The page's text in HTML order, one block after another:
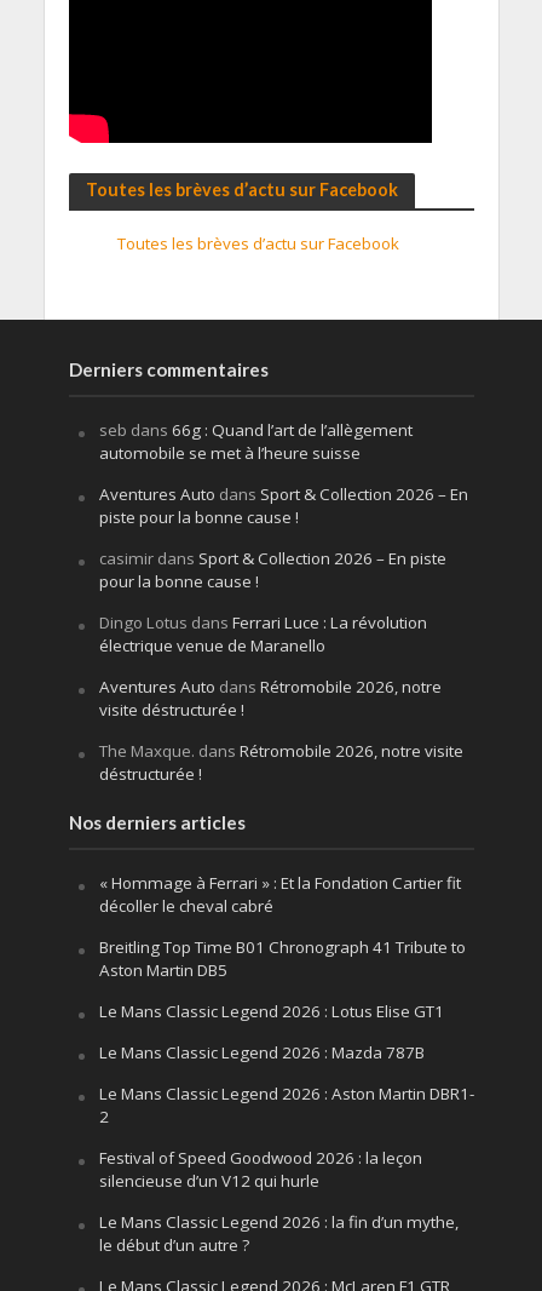
Toutes les brèves d’actu sur Facebook
Toutes les brèves d’actu sur Facebook
Derniers commentaires
seb dans 66g : Quand l’art de l’allègement
automobile se met à l’heure suisse
Aventures Auto dans Sport & Collection 2026 – En
piste pour la bonne cause !
casimirdans Sport & Collection 2026 – En piste
pour la bonne cause !
Dingo Lotus dans Ferrari Luce : La révolution
électrique venue de Maranello
Aventures Auto dans Rétromobile 2026, notre
visite déstructurée !
The Maxque. dans Rétromobile 2026, notre visite
déstructurée !
Nos derniers articles
« Hommage à Ferrari » : Et la Fondation Cartier fit
décoller le cheval cabré
Breitling Top Time B01 Chronograph 41 Tribute to
Aston Martin DB5
Le Mans Classic Legend 2026 : Lotus Elise GT1
Le Mans Classic Legend 2026 : Mazda 787B
Le Mans Classic Legend 2026 : Aston Martin DBR1-
2
Festival of Speed Goodwood 2026 : la leçon
silencieuse d’un V12 qui hurle
Le Mans Classic Legend 2026 : la fin d’un mythe,
le début d’un autre ?
Le Mans Classic Legend 2026 : McLaren F1 GTR